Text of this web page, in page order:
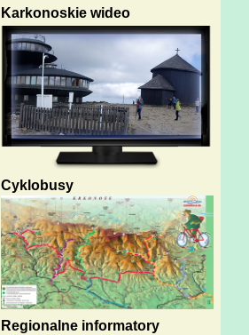
Karkonoskie wideo
Cyklobusy
Regionalne informatory